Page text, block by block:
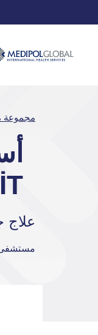
مجموعة
علاج
مستشفى